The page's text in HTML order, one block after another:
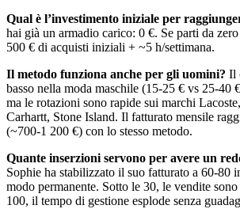
Qual è l’investimento iniziale per
hai già un armadio carico: 0 €. Se parti da
500 € di acquisti iniziali + ~5 h/settimana.
Il metodo funziona anche per gli uomini? Il
basso nella moda maschile (15-25 € vs 25-40
ma le rotazioni sono rapide sui marchi
Carhartt, Stone Island. Il fatturato mensile
(~700-1 200 €) con lo stesso metodo.
Quante inserzioni servono per avere un
Sophie ha stabilizzato il suo fatturato a 60-80
modo permanente. Sotto le 30, le vendite
100, il tempo di gestione esplode senza